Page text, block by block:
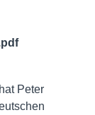
Peter